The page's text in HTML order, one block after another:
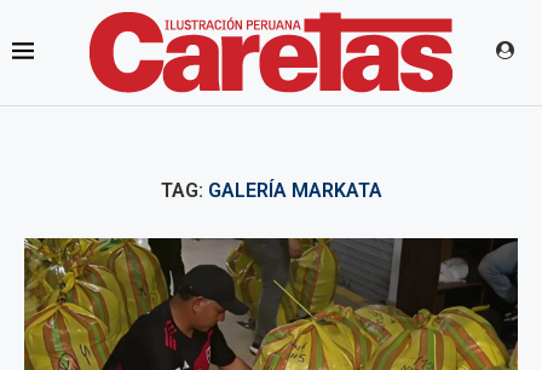
TAG: GALERÍA MARKATA